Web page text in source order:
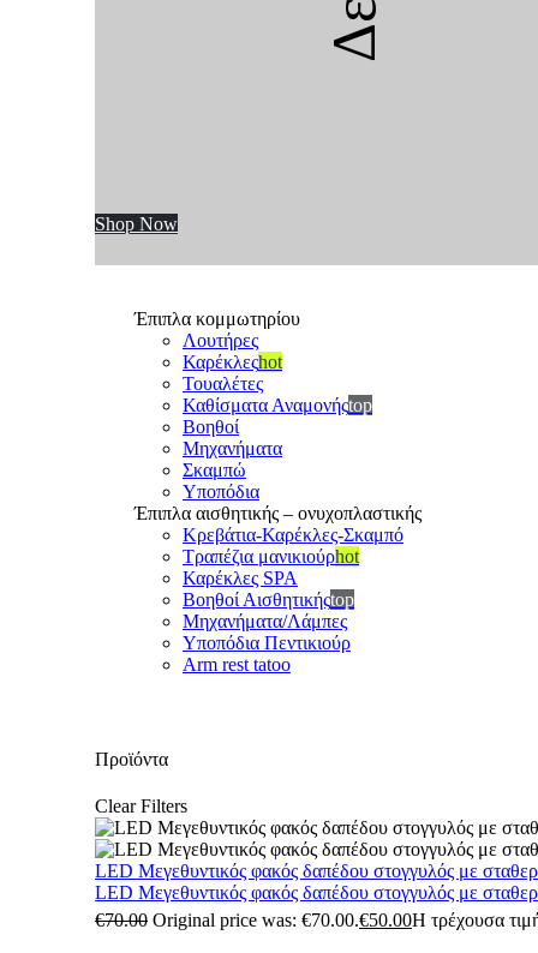
Shop Now
Έπιπλα κομμωτηρίου
Λουτήρες
Καρέκλεςhot
Τουαλέτες
Καθίσματα Αναμονήςtop
Βοηθοί
Μηχανήματα
Σκαμπώ
Υποπόδια
Έπιπλα αισθητικής – ονυχοπλαστικής
Κρεβάτια-Καρέκλες-Σκαμπό
Τραπέζια μανικιούρhot
Καρέκλες SPA
Βοηθοί Αισθητικήςtop
Μηχανήματα/Λάμπες
Υποπόδια Πεντικιούρ
Arm rest tatoo
Προϊόντα
Clear Filters
LED Μεγεθυντικός φακός δαπέδου στογγυλός με
LED Μεγεθυντικός φακός δαπέδου στογγυλός με
€70.00 Original price was: €70.00.€50.00Η τρέχουσα